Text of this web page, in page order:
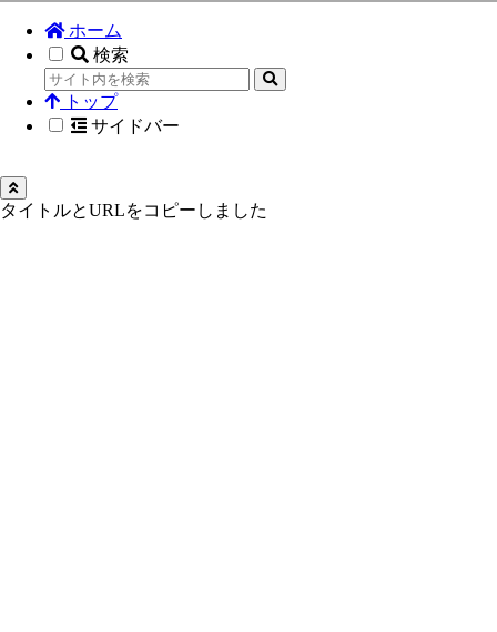
ホーム
検索
トップ
サイドバー
タイトルとURLをコピーしました